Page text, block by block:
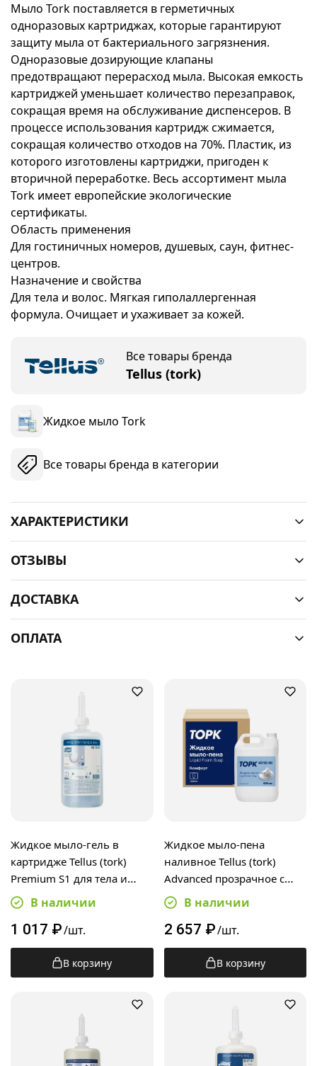
Мыло Tork поставляется в герметичных
одноразовых картриджах, которые гарантируют
защиту мыла от бактериального загрязнения.
Одноразовые дозирующие клапаны
предотвращают перерасход мыла. Высокая емкость
картриджей уменьшает количество перезаправок,
сокращая время на обслуживание диспенсеров. В
процессе использования картридж сжимается,
сокращая количество отходов на 70%. Пластик, из
которого изготовлены картриджи, пригоден к
вторичной переработке. Весь ассортимент мыла
Tork имеет европейские экологические
сертификаты.
Область применения
Для гостиничных номеров, душевых, саун, фитнес-
центров.
Назначение и свойства
Для тела и волос. Мягкая гиполаллергенная
формула. Очищает и ухаживает за кожей.
Все товары бренда
Tellus (tork)
Жидкое мыло Tork
Все товары бренда в категории
ХАРАКТЕРИСТИКИ
ОТЗЫВЫ
ДОСТАВКА
ОПЛАТА
Жидкое мыло-гель в
картридже Tellus (tork)
Premium S1 для тела и
волос, 1л, 421601
В наличии
1 017 ₽/шт.
В корзину
Жидкое мыло-пена
наливное Tellus (tork)
Advanced прозрачное с
ароматом свежести 5л,
канистра, 409846
В наличии
2 657 ₽/шт.
В корзину